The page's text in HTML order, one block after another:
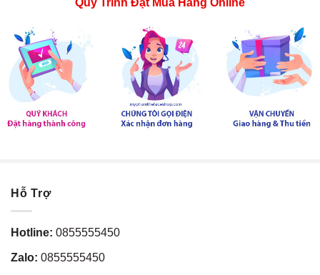
Hỗ Trợ
Hotline: 0855555450
Zalo: 0855555450